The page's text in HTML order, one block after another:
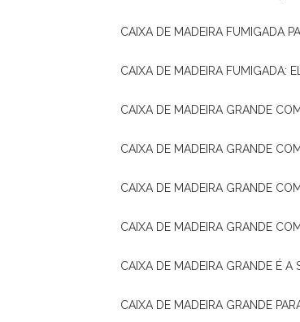
CAIXA DE MADEIRA FUMIGADA
CAIXA DE MADEIRA FUMIGADA:
CAIXA DE MADEIRA GRANDE
CAIXA DE MADEIRA GRANDE
CAIXA DE MADEIRA GRANDE
CAIXA DE MADEIRA GRANDE
CAIXA DE MADEIRA GRANDE É
CAIXA DE MADEIRA GRANDE